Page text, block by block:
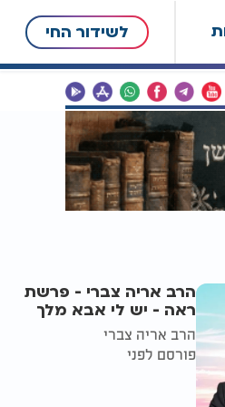
לשידור החי
הרב אריה צברי - פרשת
ראה - יש לי אבא מלך
הרב אריה צברי
פורסם לפני